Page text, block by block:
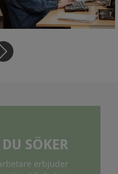
SÖKER
erbjuder